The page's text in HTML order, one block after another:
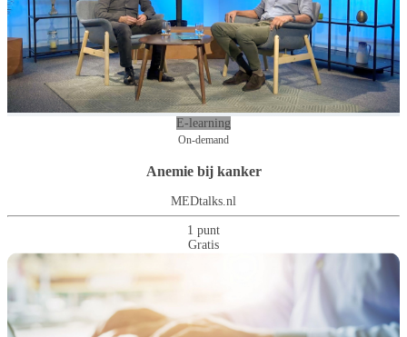
E-learning
On-demand
Anemie bij kanker
MEDtalks.nl
1 punt
Gratis